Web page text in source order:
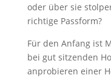
oder über sie
richtige Passform?
Für den Anfang ist
bei gut sitzenden
anprobieren einer